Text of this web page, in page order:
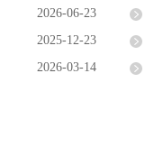
2026-06-23
2025-12-23
2026-03-14